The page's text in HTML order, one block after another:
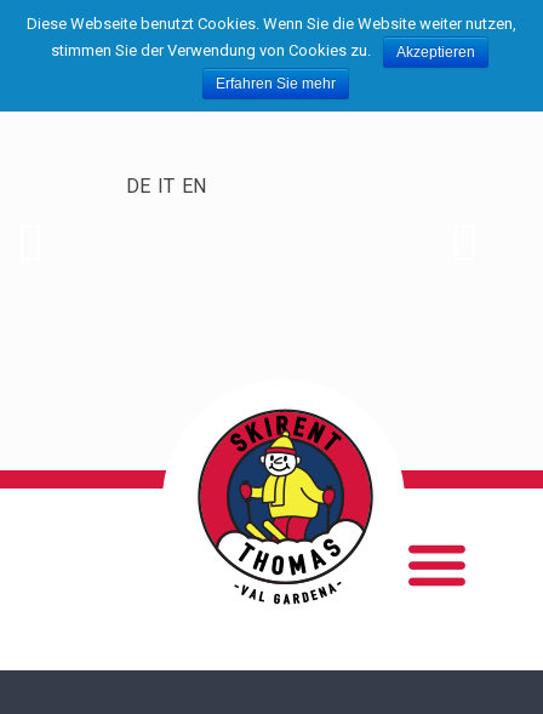
DE IT EN
Diese Webseite benutzt Cookies. Wenn Sie die Website weiter nutzen,
stimmen Sie der Verwendung von Cookies zu.
Akzeptieren
Erfahren Sie mehr